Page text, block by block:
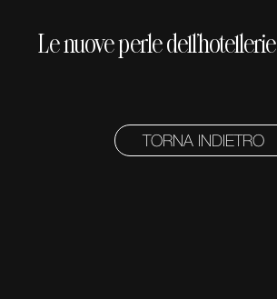
Le nuove perle dell’hotellerie
TORNA INDIETRO